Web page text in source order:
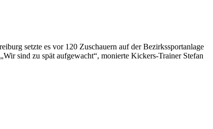
setzte es vor 120 Zuschauern auf der Bezirkssportanlage
sind zu spät aufgewacht“, monierte Kickers-Trainer Stefan